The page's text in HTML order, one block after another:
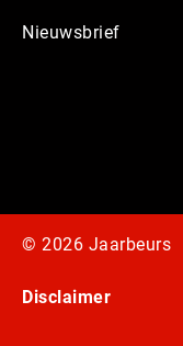
Nieuwsbrief
© 2026 Jaarbeurs
Disclaimer